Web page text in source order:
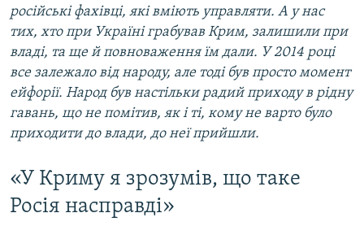
російські фахівці, які вміють управляти. А у нас
тих, хто при Україні грабував Крим, залишили при
владі, та ще й повноваження їм дали. У 2014 році
все залежало від народу, але тоді був просто момент
ейфорії. Народ був настільки радий приходу в рідну
гавань, що не помітив, як і ті, кому не варто було
приходити до влади, до неї прийшли.​
«У Криму я зрозумів, що таке
Росія насправді»